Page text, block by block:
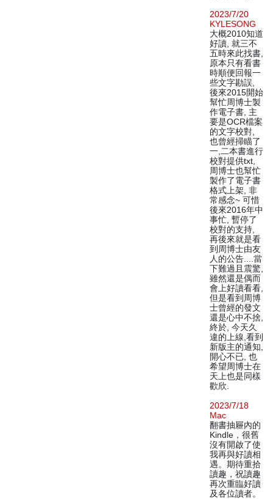
2023/7/20
KYLESONG
大概2010知道
好讀, 就三不
五時來此找書,
原本只有看書
時順便回報一
些文字勘誤,
後來2015開始
幫忙周博士製
作電子書, 主
要是OCR檔案
的文字校對,
也曾經掃瞄了
一,二本書進行
校對提供txt,
周博士也幫忙
製作了電子書
格式上架, 非
常感念~ 可惜
後來2016年中
事忙, 暫停了
校對的支持,
再後來就是看
到周博士由友
人的公告....當
下難過且震驚,
雖然還是偶而
會上好讀看看,
但是看到周博
士曾經的發文
還是心中不捨,
終於, 今天久
違的上線,看到
新版主的通知,
開心不已, 也
希望周博士在
天上也是同樣
歡欣.
2023/7/18
Mac
翻書抽屜內的
Kindle，很舊
沒有開啟了使
我再與好讀相
遇。期待重拾
讀趣，祝讀趣
再次重臨好讀
及各位讀者。